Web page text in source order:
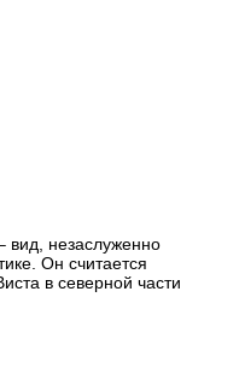
вид, незаслуженно
Он считается
в северной части